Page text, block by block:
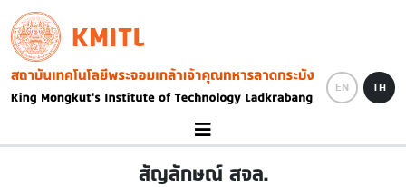
Skip to main content
KMITL
Image
EN TH
สัญลักษณ์ สจล.